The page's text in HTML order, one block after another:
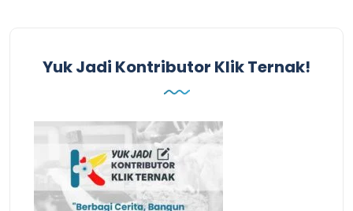
Yuk Jadi Kontributor Klik Ternak!